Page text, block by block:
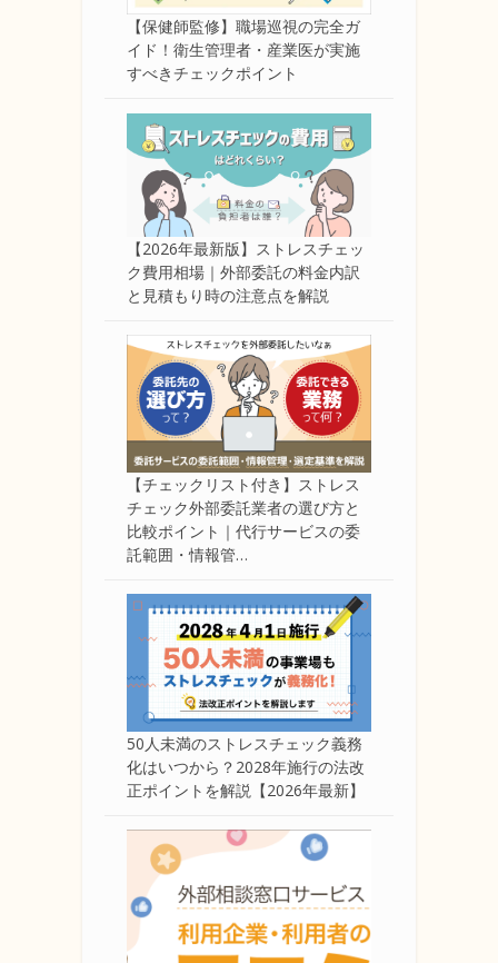
【保健師監修】職場巡視の完全ガ
イド！衛生管理者・産業医が実施
すべきチェックポイント
【2026年最新版】ストレスチェッ
ク費用相場｜外部委託の料金内訳
と見積もり時の注意点を解説
【チェックリスト付き】ストレス
チェック外部委託業者の選び方と
比較ポイント｜代行サービスの委
託範囲・情報管…
50人未満のストレスチェック義務
化はいつから？2028年施行の法改
正ポイントを解説【2026年最新】